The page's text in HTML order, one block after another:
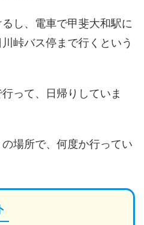
し、電車で甲斐大和駅に
峠バス停まで行くという
って、日帰りしていま
場所で、何度か行ってい